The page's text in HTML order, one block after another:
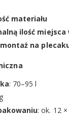
materiału
ilość miejsca
na
: 70–95 l
: ok. 12